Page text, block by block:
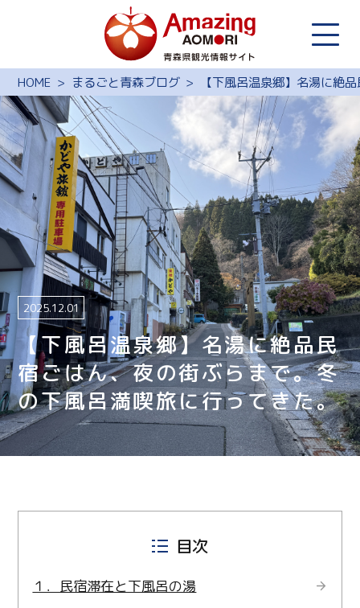
HOME まるごと青森ブログ 【下風呂温泉郷】名湯に絶
【下風呂温泉郷】名湯に絶品民
宿ごはん、夜の街ぶらまで。冬
の下風呂満喫旅に行ってきた。
2025.12.01
目次
１．民宿滞在と下風呂の湯